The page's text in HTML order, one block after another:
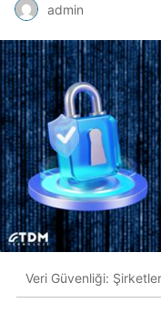
admin
Veri Güvenliği: